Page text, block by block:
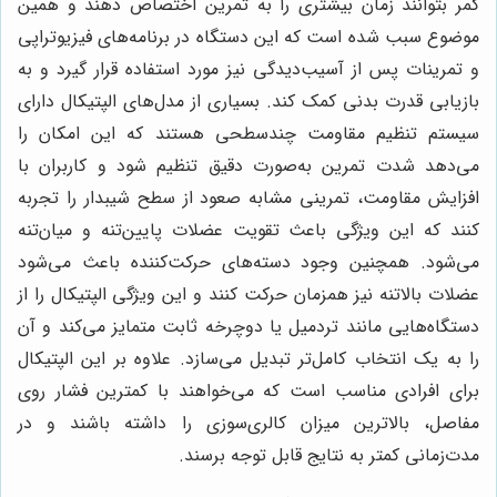
موضوع سبب شده است که این دستگاه در برنامه‌های فیزیوتراپی
و تمرینات پس از آسیب‌دیدگی نیز مورد استفاده قرار گیرد و به
بازیابی قدرت بدنی کمک کند. بسیاری از مدل‌های الپتیکال دارای
سیستم تنظیم مقاومت چندسطحی هستند که این امکان را
می‌دهد شدت تمرین به‌صورت دقیق تنظیم شود و کاربران با
افزایش مقاومت، تمرینی مشابه صعود از سطح شیبدار را تجربه
کنند که این ویژگی باعث تقویت عضلات پایین‌تنه و میان‌تنه
می‌شود. همچنین وجود دسته‌های حرکت‌کننده باعث می‌شود
عضلات بالاتنه نیز همزمان حرکت کنند و این ویژگی الپتیکال را از
دستگاه‌هایی مانند تردمیل یا دوچرخه ثابت متمایز می‌کند و آن
را به یک انتخاب کامل‌تر تبدیل می‌سازد. علاوه بر این الپتیکال
برای افرادی مناسب است که می‌خواهند با کمترین فشار روی
مفاصل، بالاترین میزان کالری‌سوزی را داشته باشند و در
مدت‌زمانی کمتر به نتایج قابل توجه برسند.